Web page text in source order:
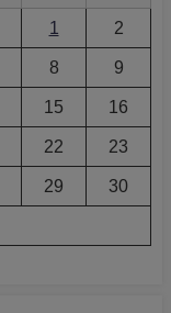
1 2
8 9
15 16
22 23
29 30